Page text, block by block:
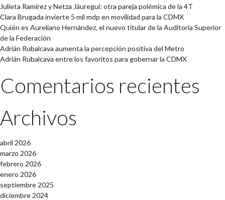
Julieta Ramírez y Netza Jáuregui: otra pareja polémica de la 4T
Clara Brugada invierte 5 mil mdp en movilidad para la CDMX
Quién es Aureliano Hernández, el nuevo titular de la Auditoría Superior
de la Federación
Adrián Rubalcava aumenta la percepción positiva del Metro
Adrián Rubalcava entre los favoritos para gobernar la CDMX
Comentarios recientes
Archivos
abril 2026
marzo 2026
febrero 2026
enero 2026
septiembre 2025
diciembre 2024